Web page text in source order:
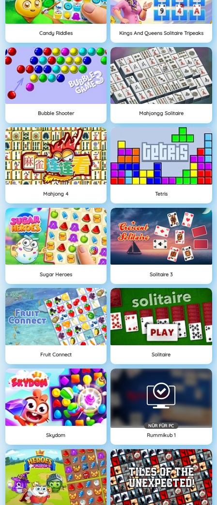
Candy Riddles Kings And Queens Solitaire Tripeaks
Bubble Shooter Mahjongg Solitaire
Mahjong 4 Tetris
Sugar Heroes Solitaire 3
Fruit Connect Solitaire
Skydom
NÜR FÜR PC
Rummikub 1